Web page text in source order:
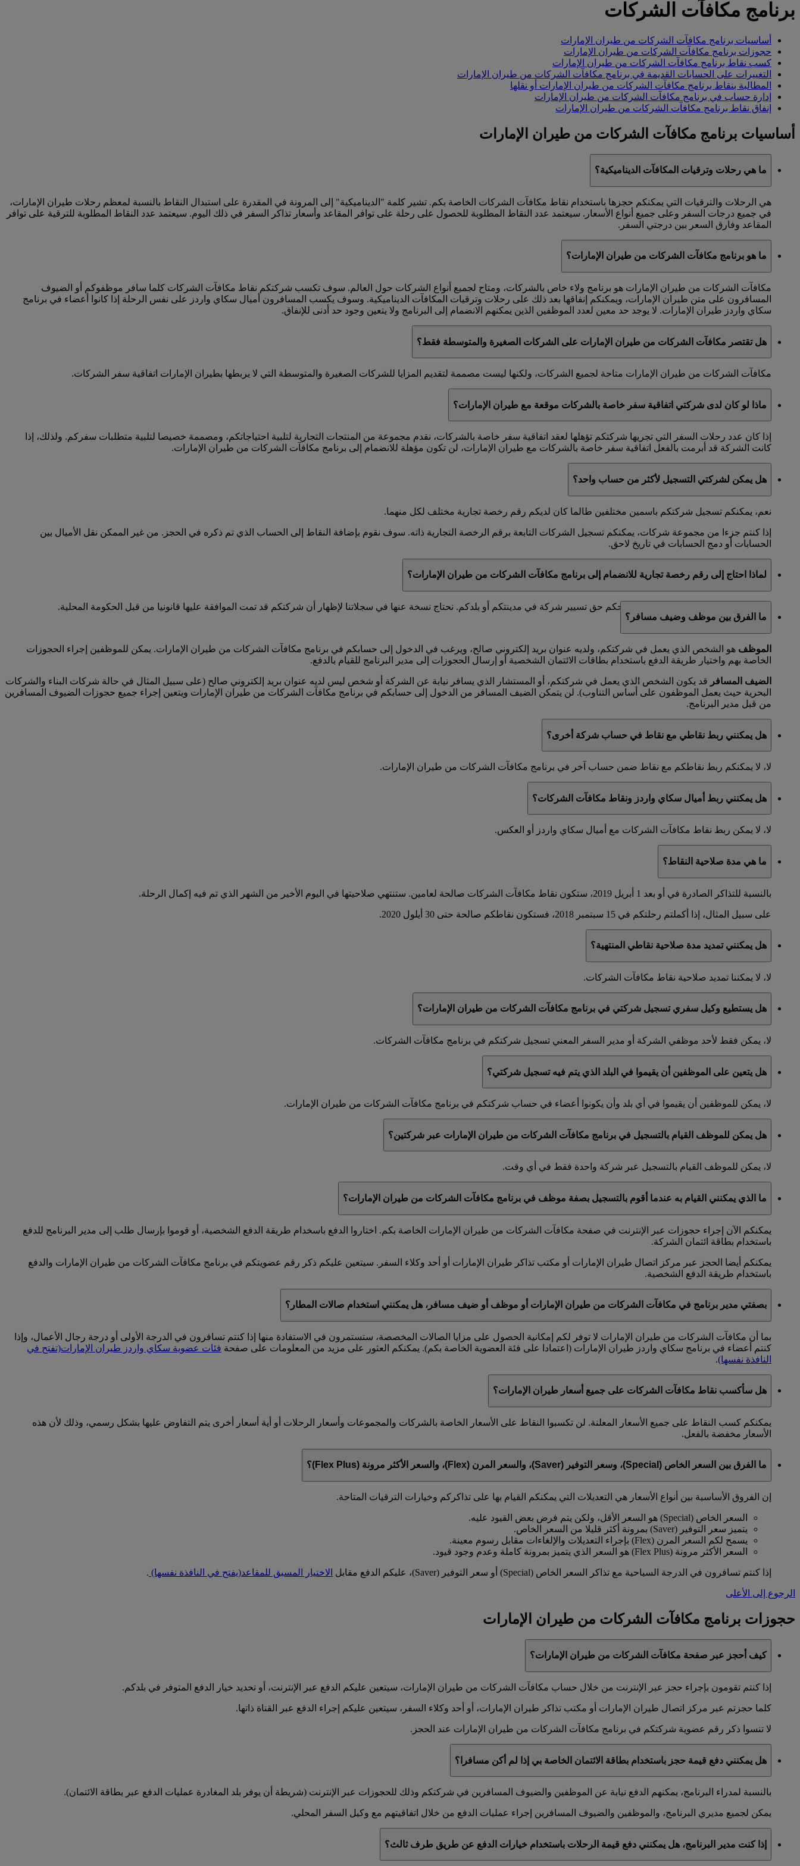
برنامج مكافآت الشركات
أساسيات برنامج مكافآت الشركات من طيران الإمارات
حجوزات برنامج مكافآت الشركات من طيران الإمارات
كسب نقاط برنامج مكافآت الشركات من طيران الإمارات
التغييرات على الحسابات القديمة في برنامج مكافآت الشركات من طيران الإمارات
المطالبة بنقاط برنامج مكافآت الشركات من طيران الإمارات أو نقلها
إدارة حساب في برنامج مكافآت الشركات من طيران الإمارات
إنفاق نقاط برنامج مكافآت الشركات من طيران الإمارات
أساسيات برنامج مكافآت الشركات من طيران الإمارات
ما هي رحلات وترقيات المكافآت الديناميكية؟
هي الرحلات والترقيات التي يمكنكم حجزها باستخدام نقاط مكافآت الشركات الخاصة بكم. تشير كلمة "الديناميكية" إلى المرونة في المقدرة على استبدال النقاط بالنسبة لمعظم رحلات طيران الإمارات،
في جميع درجات السفر وعلى جميع أنواع الأسعار. سيعتمد عدد النقاط المطلوبة للحصول على رحلة على توافر المقاعد وأسعار تذاكر السفر في ذلك اليوم. سيعتمد عدد النقاط المطلوبة للترقية على توافر
المقاعد وفارق السعر بين درجتي السفر.
ما هو برنامج مكافآت الشركات من طيران الإمارات؟
مكافآت الشركات من طيران الإمارات هو برنامج ولاء خاص بالشركات، ومتاح لجميع أنواع الشركات حول العالم. سوف تكسب شركتكم نقاط مكافآت الشركات كلما سافر موظفوكم أو الضيوف
المسافرون على متن طيران الإمارات، ويمكنكم إنفاقها بعد ذلك على رحلات وترقيات المكافآت الديناميكية. وسوف يكسب المسافرون أميال سكاي واردز على نفس الرحلة إذا كانوا أعضاء في برنامج
سكاي واردز طيران الإمارات. لا يوجد حد معين لعدد الموظفين الذين يمكنهم الانضمام إلى البرنامج ولا يتعين وجود حد أدنى للإنفاق.
هل تقتصر مكافآت الشركات من طيران الإمارات على الشركات الصغيرة والمتوسطة فقط؟
مكافآت الشركات من طيران الإمارات متاحة لجميع الشركات، ولكنها ليست مصممة لتقديم المزايا للشركات الصغيرة والمتوسطة التي لا يربطها بطيران الإمارات اتفاقية سفر الشركات.
ماذا لو كان لدى شركتي اتفاقية سفر خاصة بالشركات موقعة مع طيران الإمارات؟
إذا كان عدد رحلات السفر التي تجريها شركتكم تؤهلها لعقد اتفاقية سفر خاصة بالشركات، نقدم مجموعة من المنتجات التجارية لتلبية احتياجاتكم، ومصممة خصيصا لتلبية متطلبات سفركم. ولذلك، إذا
كانت الشركة قد أبرمت بالفعل اتفاقية سفر خاصة بالشركات مع طيران الإمارات، لن تكون مؤهلة للانضمام إلى برنامج مكافآت الشركات من طيران الإمارات.
هل يمكن لشركتي التسجيل لأكثر من حساب واحد؟
نعم، يمكنكم تسجيل شركتكم باسمين مختلفين طالما كان لديكم رقم رخصة تجارية مختلف لكل منهما.
إذا كنتم جزءا من مجموعة شركات، يمكنكم تسجيل الشركات التابعة برقم الرخصة التجارية ذاته. سوف نقوم بإضافة النقاط إلى الحساب الذي تم ذكره في الحجز. من غير الممكن نقل الأميال بين
الحسابات أو دمج الحسابات في تاريخ لاحق.
لماذا احتاج إلى رقم رخصة تجارية للانضمام إلى برنامج مكافآت الشركات من طيران الإمارات؟
رخصتكم التجارية هي مستند قانوني يمنحكم حق تسيير شركة في مدينتكم أو بلدكم. نحتاج نسخة عنها في سجلاتنا لإظهار أن شركتكم قد تمت الموافقة عليها قانونيا من قبل الحكومة المحلية.
ما الفرق بين موظف وضيف مسافر؟
الموظف هو الشخص الذي يعمل في شركتكم، ولديه عنوان بريد إلكتروني صالح، ويرغب في الدخول إلى حسابكم في برنامج مكافآت الشركات من طيران الإمارات. يمكن للموظفين إجراء الحجوزات
الخاصة بهم واختيار طريقة الدفع باستخدام بطاقات الائتمان الشخصية أو إرسال الحجوزات إلى مدير البرنامج للقيام بالدفع.
الضيف المسافر قد يكون الشخص الذي يعمل في شركتكم، أو المستشار الذي يسافر نيابة عن الشركة أو شخص ليس لديه عنوان بريد إلكتروني صالح (على سبيل المثال في حالة شركات البناء والشركات
البحرية حيث يعمل الموظفون على أساس التناوب). لن يتمكن الضيف المسافر من الدخول إلى حسابكم في برنامج مكافآت الشركات من طيران الإمارات ويتعين إجراء جميع حجوزات الضيوف المسافرين
من قبل مدير البرنامج.
هل يمكنني ربط نقاطي مع نقاط في حساب شركة أخرى؟
لا، لا يمكنكم ربط نقاطكم مع نقاط ضمن حساب آخر في برنامج مكافآت الشركات من طيران الإمارات.
هل يمكنني ربط أميال سكاي واردز ونقاط مكافآت الشركات؟
لا، لا يمكن ربط نقاط مكافآت الشركات مع أميال سكاي واردز أو العكس.
ما هي مدة صلاحية النقاط؟
بالنسبة للتذاكر الصادرة في أو بعد 1 أبريل 2019، ستكون نقاط مكافآت الشركات صالحة لعامين. ستنتهي صلاحيتها في اليوم الأخير من الشهر الذي تم فيه إكمال الرحلة.
على سبيل المثال، إذا أكملتم رحلتكم في 15 سبتمبر 2018، فستكون نقاطكم صالحة حتى 30 أيلول 2020.
هل يمكنني تمديد مدة صلاحية نقاطي المنتهية؟
لا، لا يمكننا تمديد صلاحية نقاط مكافآت الشركات.
هل يستطيع وكيل سفري تسجيل شركتي في برنامج مكافآت الشركات من طيران الإمارات؟
لا، يمكن فقط لأحد موظفي الشركة أو مدير السفر المعني تسجيل شركتكم في برنامج مكافآت الشركات.
هل يتعين على الموظفين أن يقيموا في البلد الذي يتم فيه تسجيل شركتي؟
لا، يمكن للموظفين أن يقيموا في أي بلد وأن يكونوا أعضاء في حساب شركتكم في برنامج مكافآت الشركات من طيران الإمارات.
هل يمكن للموظف القيام بالتسجيل في برنامج مكافآت الشركات من طيران الإمارات عبر شركتين؟
لا، يمكن للموظف القيام بالتسجيل عبر شركة واحدة فقط في أي وقت.
ما الذي يمكنني القيام به عندما أقوم بالتسجيل بصفة موظف في برنامج مكافآت الشركات من طيران الإمارات؟
يمكنكم الآن إجراء حجوزات عبر الإنترنت في صفحة مكافآت الشركات من طيران الإمارات الخاصة بكم. اختاروا الدفع باسخدام طريقة الدفع الشخصية، أو قوموا بإرسال طلب إلى مدير البرنامج للدفع
باستخدام بطاقة ائتمان الشركة.
يمكنكم أيضا الحجز عبر مركز اتصال طيران الإمارات أو مكتب تذاكر طيران الإمارات أو أحد وكلاء السفر. سيتعين عليكم ذكر رقم عضويتكم في برنامج مكافآت الشركات من طيران الإمارات والدفع
باستخدام طريقة الدفع الشخصية.
بصفتي مدير برنامج في مكافآت الشركات من طيران الإمارات أو موظف أو ضيف مسافر، هل يمكنني استخدام صالات المطار؟
بما أن مكافآت الشركات من طيران الإمارات لا توفر لكم إمكانية الحصول على مزايا الصالات المخصصة، ستستمرون في الاستفادة منها إذا كنتم تسافرون في الدرجة الأولى أو درجة رجال الأعمال، وإذا
كنتم أعضاء في برنامج سكاي واردز طيران الإمارات (اعتمادا على فئة العضوية الخاصة بكم). يمكنكم العثور على مزيد من المعلومات على صفحة فئات عضوية سكاي واردز طيران الإمارات(تفتح في
النافذة نفسها).
هل سأكسب نقاط مكافآت الشركات على جميع أسعار طيران الإمارات؟
يمكنكم كسب النقاط على جميع الأسعار المعلنة. لن تكسبوا النقاط على الأسعار الخاصة بالشركات والمجموعات وأسعار الرحلات أو أية أسعار أخرى يتم التفاوض عليها بشكل رسمي، وذلك لأن هذه
الأسعار مخفضة بالفعل.
ما الفرق بين السعر الخاص (Special)، وسعر التوفير (Saver)، والسعر المرن (Flex)، والسعر الأكثر مرونة (Flex Plus)؟
إن الفروق الأساسية بين أنواع الأسعار هي التعديلات التي يمكنكم القيام بها على تذاكركم وخيارات الترقيات المتاحة.
السعر الخاص (Special) هو السعر الأقل، ولكن يتم فرض بعض القيود عليه.
يتميز سعر التوفير (Saver) بمرونة أكثر قليلا من السعر الخاص.
يسمح لكم السعر المرن (Flex) بإجراء التعديلات والإلغاءات مقابل رسوم معينة.
السعر الأكثر مرونة (Flex Plus) هو السعر الذي يتميز بمرونة كاملة وعدم وجود قيود.
إذا كنتم تسافرون في الدرجة السياحية مع تذاكر السعر الخاص (Special) أو سعر التوفير (Saver)، عليكم الدفع مقابل الاختيار المسبق للمقاعد(يفتح في النافذة نفسها) .
الرجوع إلى الأعلى
حجوزات برنامج مكافآت الشركات من طيران الإمارات
كيف أحجز عبر صفحة مكافآت الشركات من طيران الإمارات؟
إذا كنتم تقومون بإجراء حجز عبر الإنترنت من خلال حساب مكافآت الشركات من طيران الإمارات، سيتعين عليكم الدفع عبر الإنترنت، أو تحديد خيار الدفع المتوفر في بلدكم.
كلما حجزتم عبر مركز اتصال طيران الإمارات أو مكتب تذاكر طيران الإمارات، أو أحد وكلاء السفر، سيتعين عليكم إجراء الدفع عبر القناة ذاتها.
لا تنسوا ذكر رقم عضوية شركتكم في برنامج مكافآت الشركات من طيران الإمارات عند الحجز.
هل يمكنني دفع قيمة حجز باستخدام بطاقة الائتمان الخاصة بي إذا لم أكن مسافرا؟
بالنسبة لمدراء البرنامج، يمكنهم الدفع نيابة عن الموظفين والضيوف المسافرين في شركتكم وذلك للحجوزات عبر الإنترنت (شريطة أن يوفر بلد المغادرة عمليات الدفع عبر بطاقة الائتمان).
يمكن لجميع مديري البرنامج، والموظفين والضيوف المسافرين إجراء عمليات الدفع من خلال اتفاقيتهم مع وكيل السفر المحلي.
إذا كنت مدير البرنامج، هل يمكنني دفع قيمة الرحلات باستخدام خيارات الدفع عن طريق طرف ثالث؟